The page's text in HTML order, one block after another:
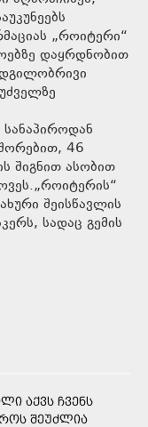
„როიტერი“
დაყრდნობით
46
შიგნით ასობით
შეისწავლის
სადაც გემის
ᲐᲥᲕᲡ ᲩᲕᲔᲜᲡ
ᲨᲔᲣᲫᲚᲘᲐ